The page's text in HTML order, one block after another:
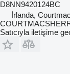
D8NN9420124BC
İrlanda,
Satıcıyla iletişime